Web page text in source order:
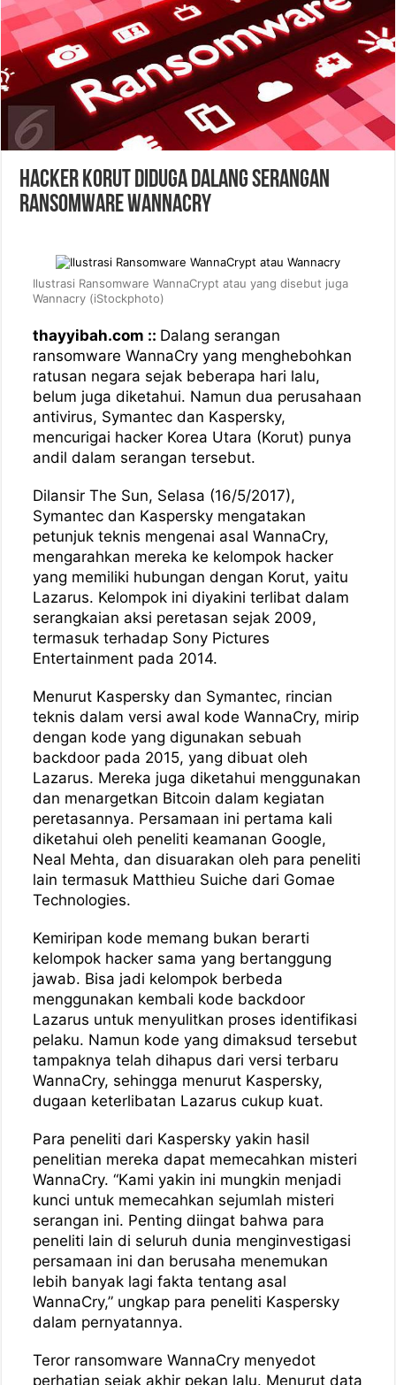
Hacker Korut Diduga Dalang Serangan
Ransomware WannaCry
Ilustrasi Ransomware WannaCrypt atau yang disebut juga
Wannacry (iStockphoto)
thayyibah.com :: Dalang serangan
ransomware WannaCry yang menghebohkan
ratusan negara sejak beberapa hari lalu,
belum juga diketahui. Namun dua perusahaan
antivirus, Symantec dan Kaspersky,
mencurigai hacker Korea Utara (Korut) punya
andil dalam serangan tersebut.
Dilansir The Sun, Selasa (16/5/2017),
Symantec dan Kaspersky mengatakan
petunjuk teknis mengenai asal WannaCry,
mengarahkan mereka ke kelompok hacker
yang memiliki hubungan dengan Korut, yaitu
Lazarus. Kelompok ini diyakini terlibat dalam
serangkaian aksi peretasan sejak 2009,
termasuk terhadap Sony Pictures
Entertainment pada 2014.
Menurut Kaspersky dan Symantec, rincian
teknis dalam versi awal kode WannaCry, mirip
dengan kode yang digunakan sebuah
backdoor pada 2015, yang dibuat oleh
Lazarus. Mereka juga diketahui menggunakan
dan menargetkan Bitcoin dalam kegiatan
peretasannya. Persamaan ini pertama kali
diketahui oleh peneliti keamanan Google,
Neal Mehta, dan disuarakan oleh para peneliti
lain termasuk Matthieu Suiche dari Gomae
Technologies.
Kemiripan kode memang bukan berarti
kelompok hacker sama yang bertanggung
jawab. Bisa jadi kelompok berbeda
menggunakan kembali kode backdoor
Lazarus untuk menyulitkan proses identifikasi
pelaku. Namun kode yang dimaksud tersebut
tampaknya telah dihapus dari versi terbaru
WannaCry, sehingga menurut Kaspersky,
dugaan keterlibatan Lazarus cukup kuat.
Para peneliti dari Kaspersky yakin hasil
penelitian mereka dapat memecahkan misteri
WannaCry. “Kami yakin ini mungkin menjadi
kunci untuk memecahkan sejumlah misteri
serangan ini. Penting diingat bahwa para
peneliti lain di seluruh dunia menginvestigasi
persamaan ini dan berusaha menemukan
lebih banyak lagi fakta tentang asal
WannaCry,” ungkap para peneliti Kaspersky
dalam pernyatannya.
Teror ransomware WannaCry menyedot
perhatian sejak akhir pekan lalu. Menurut data